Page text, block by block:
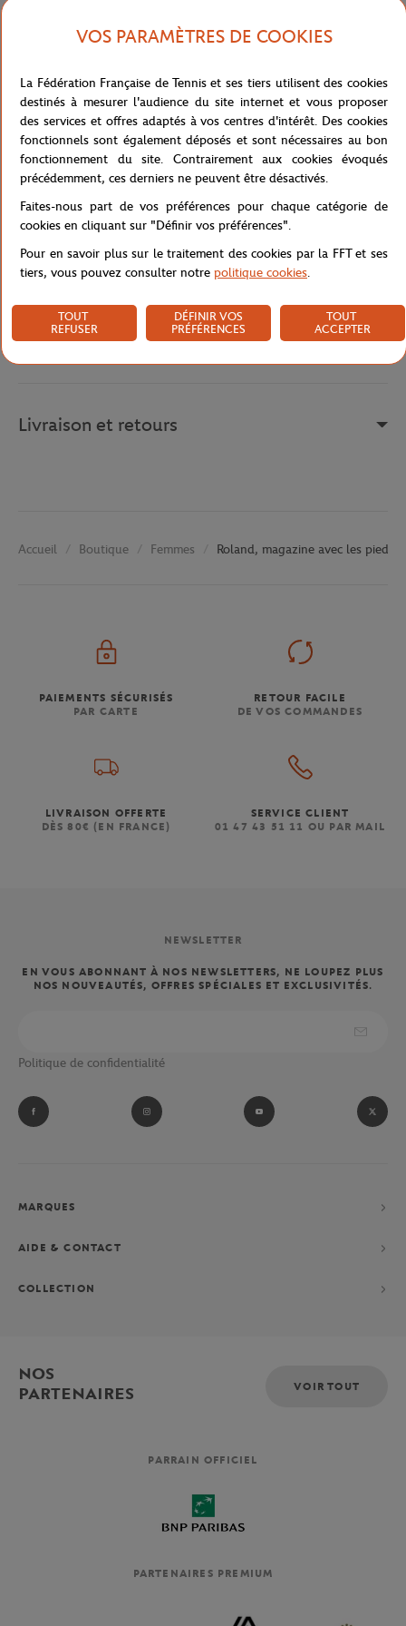
enquêtes approfondies permettant de raconter de belles histoires.
Arborant un ton plein d'humour, cette publication parlera tennis
bien sûr, mais pas seulement. Elle fera ainsi une belle place à la
culture, avec notamment des interviews de personnalités qui ne
font pas forcément partie du monde de la petite balle jaune. Au
sommaire, un entretien avec l'écrivain américain Harlan Coben, un
David Goffin ou encore un portrait de Jelena Ostapenko, la
tenante du titre.
RPPU1518-MLT-TU
Caractéristiques
Livraison et retours
Accueil Boutique Femmes Roland, magazine avec les pieds
PAIEMENTS SÉCURISÉS
PAR CARTE
RETOUR FACILE
DE VOS COMMANDES
LIVRAISON OFFERTE
DÈS 80€ (EN FRANCE)
SERVICE CLIENT
01 47 43 51 11 OU PAR MAIL
NEWSLETTER
EN VOUS ABONNANT À NOS NEWSLETTERS, NE LOUPEZ PLUS
NOS NOUVEAUTÉS, OFFRES SPÉCIALES ET EXCLUSIVITÉS.
Politique de confidentialité
MARQUES
AIDE & CONTACT
COLLECTION
NOS
PARTENAIRES
VOIR TOUT
PARRAIN OFFICIEL
PARTENAIRES PREMIUM
VOS PARAMÈTRES DE COOKIES
La Fédération Française de Tennis et ses tiers utilisent des cookies
destinés à mesurer l'audience du site internet et vous proposer
des services et offres adaptés à vos centres d'intérêt. Des cookies
fonctionnels sont également déposés et sont nécessaires au bon
fonctionnement du site. Contrairement aux cookies évoqués
précédemment, ces derniers ne peuvent être désactivés.
Faites-nous part de vos préférences pour chaque catégorie de
cookies en cliquant sur "Définir vos préférences".
Pour en savoir plus sur le traitement des cookies par la FFT et ses
tiers, vous pouvez consulter notre politique cookies.
TOUT
REFUSER
DÉFINIR VOS
PRÉFÉRENCES
TOUT
ACCEPTER